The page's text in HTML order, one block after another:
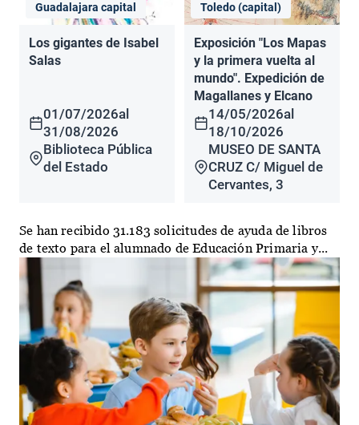
Guadalajara capital
Los gigantes de Isabel
Salas
01/07/2026al
31/08/2026
Biblioteca Pública
del Estado
Toledo (capital)
Exposición "Los Mapas
y la primera vuelta al
mundo". Expedición de
Magallanes y Elcano
14/05/2026al
18/10/2026
MUSEO DE SANTA
CRUZ C/ Miguel de
Cervantes, 3
Se han recibido 31.183 solicitudes de ayuda de libros
de texto para el alumnado de Educación Primaria y...